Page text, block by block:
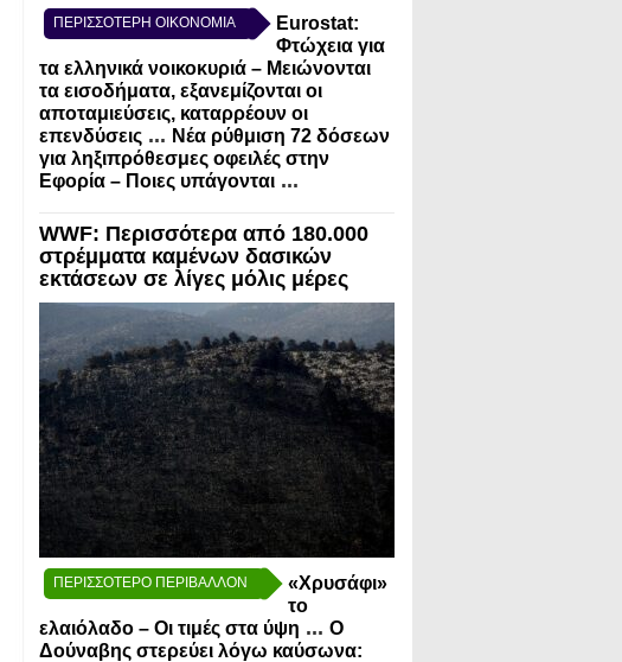
ΠΕΡΙΣΣΟΤΕΡΗ ΟΙΚΟΝΟΜΙΑ
Eurostat:
Φτώχεια για
τα ελληνικά νοικοκυριά – Μειώνονται
τα εισοδήματα, εξανεμίζονται οι
αποταμιεύσεις, καταρρέουν οι
επενδύσεις ... Νέα ρύθμιση 72 δόσεων
για ληξιπρόθεσμες οφειλές στην
Εφορία – Ποιες υπάγονται ...
WWF: Περισσότερα από 180.000
στρέμματα καμένων δασικών
εκτάσεων σε λίγες μόλις μέρες
ΠΕΡΙΣΣΟΤΕΡΟ ΠΕΡΙΒΑΛΛΟΝ
«Χρυσάφι»
το
ελαιόλαδο – Οι τιμές στα ύψη ... Ο
Δούναβης στερεύει λόγω καύσωνα: